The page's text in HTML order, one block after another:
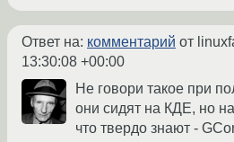
Ответ на: комментарий от
13:30:08 +00:00
Не говори такое при
они сидят на КДЕ, но
что твердо знают -